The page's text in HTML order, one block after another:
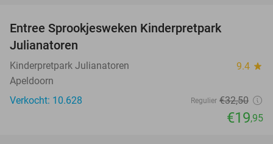
Entree Sprookjesweken Kinderpretpark
Julianatoren
Kinderpretpark Julianatoren 9.4 star
Apeldoorn
Verkocht: 10.628
Regulier €32,50
€19,95